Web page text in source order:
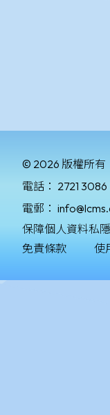
© 2026 版權所有
電話： 2721 3086
電郵：
保障個人資料私
免責條款
使